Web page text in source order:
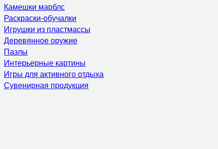
Камешки марблс
Раскраски-обучалки
Игрушки из пластмассы
Деревянное оружие
Пазлы
Интерьерные картины
Игры для активного отдыха
Сувенирная продукция